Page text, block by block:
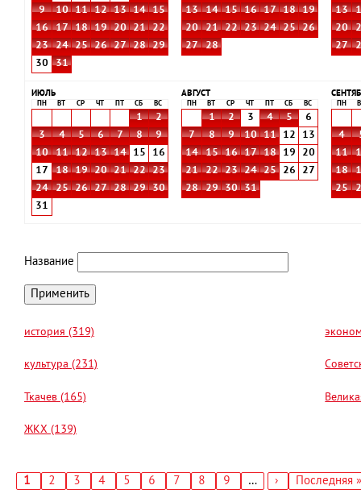
9
10 11 12 13 14
15
16
17 18 19 20 21
22
23
24 25 26 27 28
29
30
31
13
14 15 16 17 18
19
20
21 22 23 24 25
26
27
28
13
20
27
ИЮЛЬ
ПН ВТ СР ЧТ СБ ВС
1
2
3
4 5 6 7 8
9
10
11 12 13 14 15
16
17
18 19 20 21 22
23
24
25 26 27 28 29
30
31
АВГУСТ
ПН ВТ СР ЧТ СБ ВС
1 2 3 4 5
6
7
8 9 10 11 12
13
14
15 16 17 18 19
20
21
22 23 24 25 26
27
28
29 30 31
ПН
4
11
18
25
Название
история (319)
культура (231)
Ткачев (165)
ЖКХ (139)
Текущая
1 Страница
2 Страница
3 Страница
4 Страница
5 Страница
6 Страница
7 Страница
8 Страница
9 …
Следующая
›
Последняя
Последняя »